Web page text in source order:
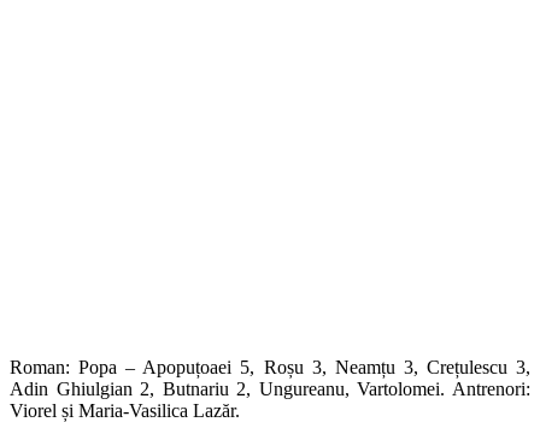
Roman: Popa – Apopuțoaei 5, Roșu 3, Neamțu 3, Crețulescu 3,
Adin Ghiulgian 2, Butnariu 2, Ungureanu, Vartolomei. Antrenori:
Viorel și Maria-Vasilica Lazăr.